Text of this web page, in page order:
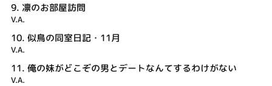
9. 凛のお部屋訪問
V.A.
10. 似鳥の同室日記・11月
V.A.
11. 俺の妹がどこぞの男とデートなんてするわけがない
V.A.